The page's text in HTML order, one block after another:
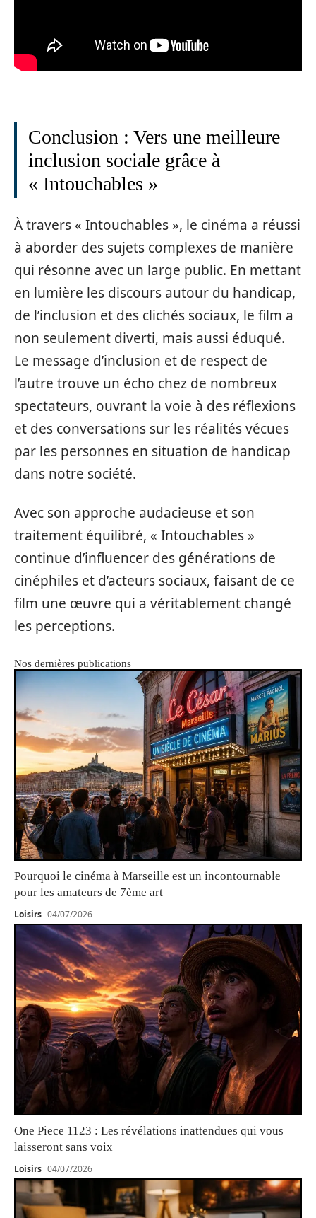
Conclusion : Vers une meilleure
inclusion sociale grâce à
« Intouchables »
À travers « Intouchables », le cinéma a réussi
à aborder des sujets complexes de manière
qui résonne avec un large public. En mettant
en lumière les discours autour du handicap,
de l’inclusion et des clichés sociaux, le film a
non seulement diverti, mais aussi éduqué.
Le message d’inclusion et de respect de
l’autre trouve un écho chez de nombreux
spectateurs, ouvrant la voie à des réflexions
et des conversations sur les réalités vécues
par les personnes en situation de handicap
dans notre société.
Avec son approche audacieuse et son
traitement équilibré, « Intouchables »
continue d’influencer des générations de
cinéphiles et d’acteurs sociaux, faisant de ce
film une œuvre qui a véritablement changé
les perceptions.
Nos dernières publications
Pourquoi le cinéma à Marseille est un incontournable
pour les amateurs de 7ème art
Loisirs 04/07/2026
One Piece 1123 : Les révélations inattendues qui vous
laisseront sans voix
Loisirs 04/07/2026